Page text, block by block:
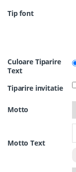
Tip font
Culoare Tiparire
Text
Tiparire invitatie
Motto
Motto Text